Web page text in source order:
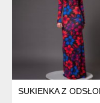
SUKIENKA Z